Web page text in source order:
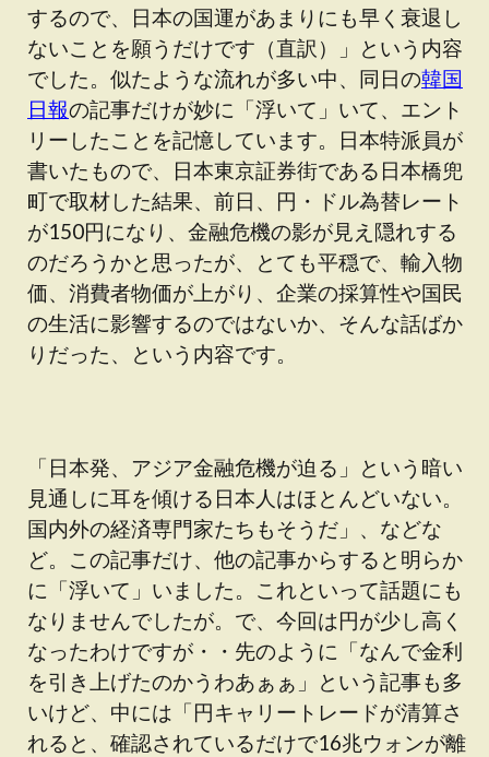
するので、日本の国運があまりにも早く衰退し
ないことを願うだけです（直訳）」という内容
でした。似たような流れが多い中、同日の韓国
日報の記事だけが妙に「浮いて」いて、エント
リーしたことを記憶しています。日本特派員が
書いたもので、日本東京証券街である日本橋兜
町で取材した結果、前日、円・ドル為替レート
が150円になり、金融危機の影が見え隠れする
のだろうかと思ったが、とても平穏で、輸入物
価、消費者物価が上がり、企業の採算性や国民
の生活に影響するのではないか、そんな話ばか
りだった、という内容です。
「日本発、アジア金融危機が迫る」という暗い
見通しに耳を傾ける日本人はほとんどいない。
国内外の経済専門家たちもそうだ」、などな
ど。この記事だけ、他の記事からすると明らか
に「浮いて」いました。これといって話題にも
なりませんでしたが。で、今回は円が少し高く
なったわけですが・・先のように「なんで金利
を引き上げたのかうわあぁぁ」という記事も多
いけど、中には「円キャリートレードが清算さ
れると、確認されているだけで16兆ウォンが離